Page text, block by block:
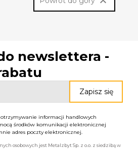
newslettera -
informacji handlowych
środków komunikacji elektronicznej
adres poczty elektronicznej.
osobowych jest Metalzbyt Sp. z o.o. z siedzibą w